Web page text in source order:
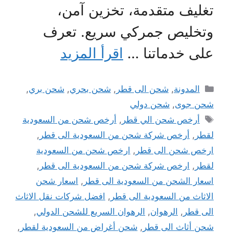
تغليف متقدمة، تخزين آمن،
وتخليص جمركي سريع. تعرف
على خدماتنا … اقرأ المزيد
التصنيفات
المدونة, شحن الى قطر , شحن بحري, شحن بري,
شحن جوى, شحن دولي
الوسوم
أرخص شحن الي قطر , أرخص شحن من السعودية
لقطر , أرخص شركة شحن من السعودية الى قطر ,
ارخص شحن الى قطر , ارخص شحن من السعودية
لقطر , ارخص شركة شحن من السعودية الى قطر ,
اسعار الشحن من السعودية الى قطر , اسعار شحن
الاثاث من السعودية الى قطر , افضل شركات نقل الاثاث
الى قطر , الرهوان, الرهوان السريع للشحن الدولي,
شحن أثاث الى قطر , شحن أغراض من السعودية لقطر ,